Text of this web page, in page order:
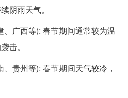
阴雨天气。
广西等): 春节期间通常较为温
击。
贵州等): 春节期间天气较冷，